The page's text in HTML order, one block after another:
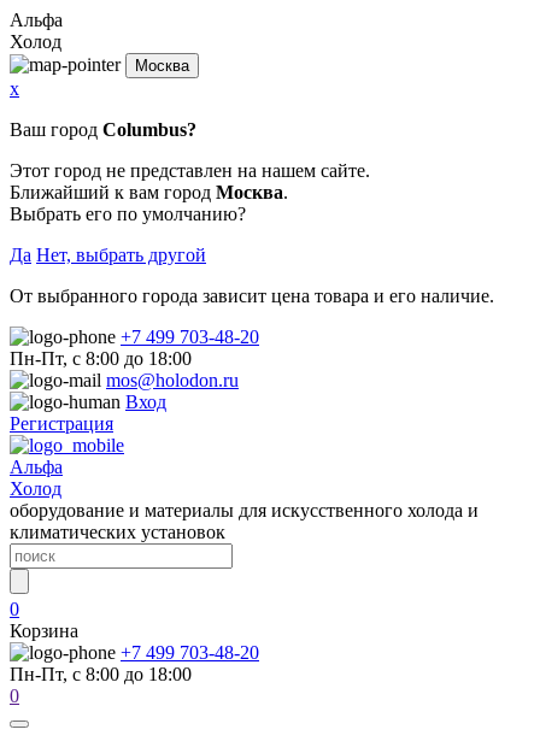
Альфа
Холод
Москва
x
Ваш город Columbus?
Этот город не представлен на нашем сайте.
Ближайший к вам город Москва.
Выбрать его по умолчанию?
Да Нет, выбрать другой
От выбранного города зависит цена товара и его наличие.
+7 499 703-48-20
Пн-Пт, с 8:00 до 18:00
mos@holodon.ru
Вход
Регистрация
Альфа
Холод
оборудование и материалы для искусственного холода и
климатических установок
0
Корзина
+7 499 703-48-20
Пн-Пт, с 8:00 до 18:00
0